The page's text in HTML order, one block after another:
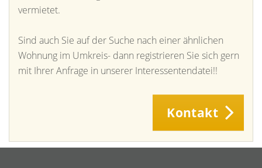
vermietet.
Sind auch Sie auf der Suche nach einer ähnlichen
Wohnung im Umkreis- dann registrieren Sie sich gern
mit Ihrer Anfrage in unserer Interessentendatei!!
Kontakt